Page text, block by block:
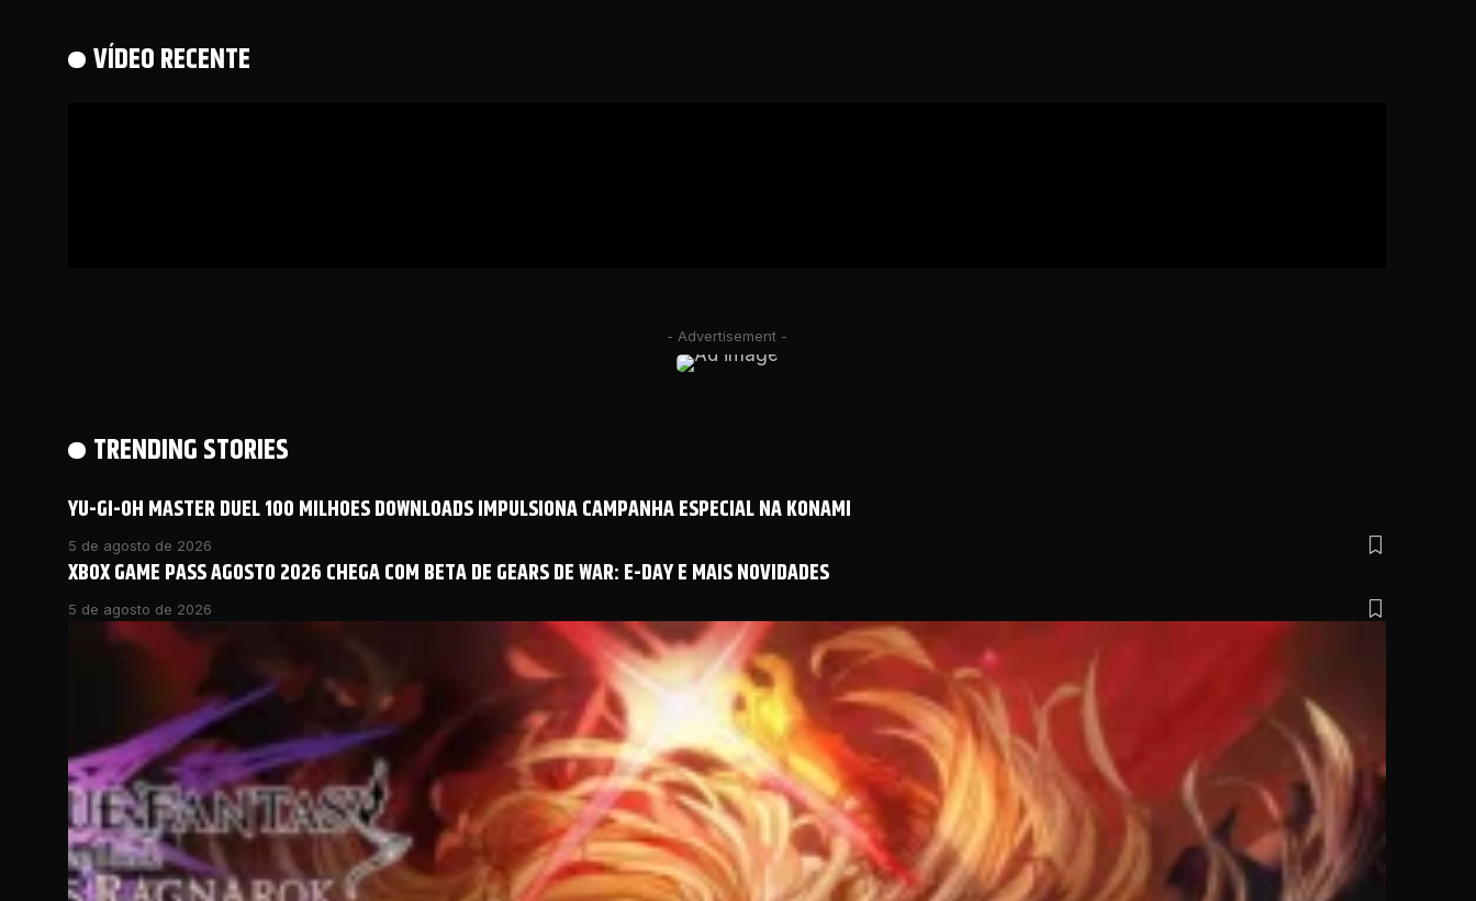
VÍDEO RECENTE
- Advertisement -
TRENDING STORIES
YU-GI-OH MASTER DUEL 100 MILHOES DOWNLOADS IMPULSIONA CAMPANHA ESPECIAL NA KONAMI
5 de agosto de 2026
XBOX GAME PASS AGOSTO 2026 CHEGA COM BETA DE GEARS DE WAR: E-DAY E MAIS NOVIDADES
5 de agosto de 2026